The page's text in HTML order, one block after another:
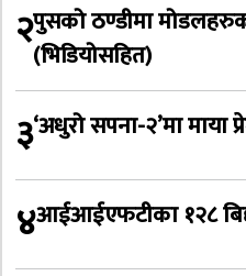
२पुसको ठण्डीमा
(भिडियोसहित)
३‘अधुरो सपना-२’मा माया
४आईआईएफटीका १२८